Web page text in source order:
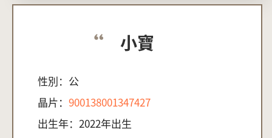
小寶
性別： 公
晶片： 900138001347427
出生年： 2022年出生